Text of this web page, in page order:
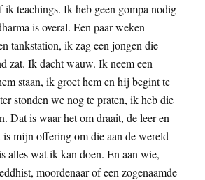
ik teachings. Ik heb geen gompa nodig
is overal. Een paar weken
tankstation, ik zag een jongen die
zat. Ik dacht wauw. Ik neem een
staan, ik groet hem en hij begint te
stonden we nog te praten, ik heb die
Dat is waar het om draait, de leer en
mijn offering om die aan de wereld
alles wat ik kan doen. En aan wie,
moordenaar of een zogenaamde